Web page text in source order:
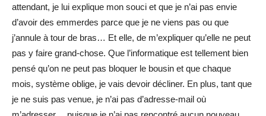
attendant, je lui explique mon souci et que je n’ai pas envie
d’avoir des emmerdes parce que je ne viens pas ou que
j’annule à tour de bras… Et elle, de m’expliquer qu’elle ne peut
pas y faire grand-chose. Que l’informatique est tellement bien
pensé qu’on ne peut pas bloquer le bousin et que chaque
mois, système oblige, je vais devoir décliner. En plus, tant que
je ne suis pas venue, je n’ai pas d’adresse-mail où